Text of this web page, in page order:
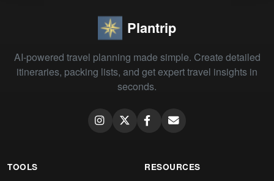
Plantrip
AI-powered travel planning made simple. Create detailed
itineraries, packing lists, and get expert travel insights in
seconds.
TOOLS RESOURCES